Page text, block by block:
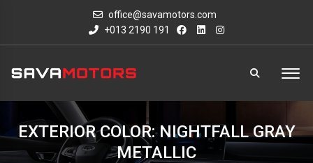
office@savamotors.com
+013 2190 191
EXTERIOR COLOR: NIGHTFALL GRAY
METALLIC